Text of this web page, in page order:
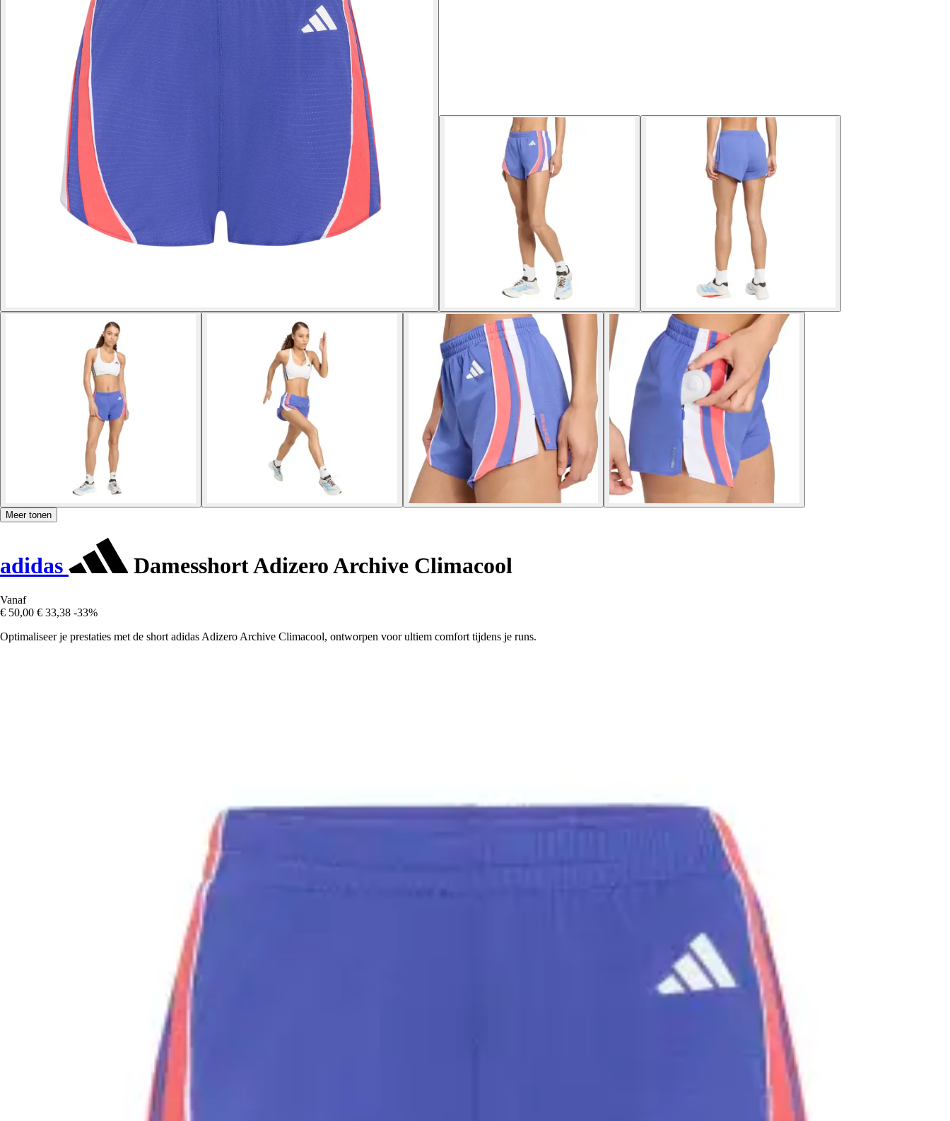
Meer tonen
adidas Damesshort Adizero Archive Climacool
Vanaf
€ 50,00 € 33,38 -33%
Optimaliseer je prestaties met de short adidas Adizero Archive Climacool, ontworpen voor ultiem comfort tijdens je runs.